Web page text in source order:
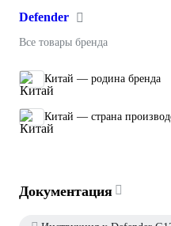
Defender
Все товары бренда
Китай — родина бренда
Китай — страна
Документация